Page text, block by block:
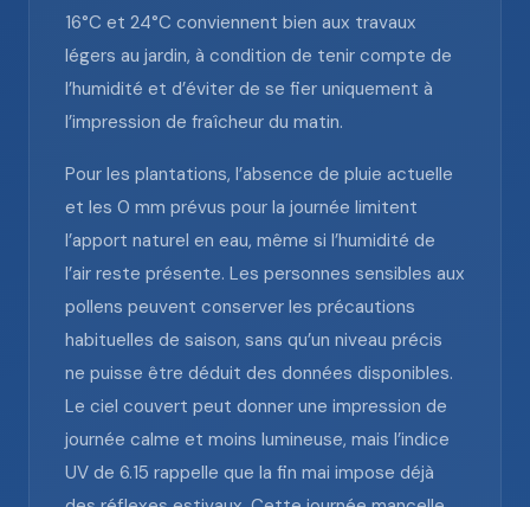
16°C et 24°C conviennent bien aux travaux
légers au jardin, à condition de tenir compte de
l’humidité et d’éviter de se fier uniquement à
l’impression de fraîcheur du matin.
Pour les plantations, l’absence de pluie actuelle
et les 0 mm prévus pour la journée limitent
l’apport naturel en eau, même si l’humidité de
l’air reste présente. Les personnes sensibles aux
pollens peuvent conserver les précautions
habituelles de saison, sans qu’un niveau précis
ne puisse être déduit des données disponibles.
Le ciel couvert peut donner une impression de
journée calme et moins lumineuse, mais l’indice
UV de 6.15 rappelle que la fin mai impose déjà